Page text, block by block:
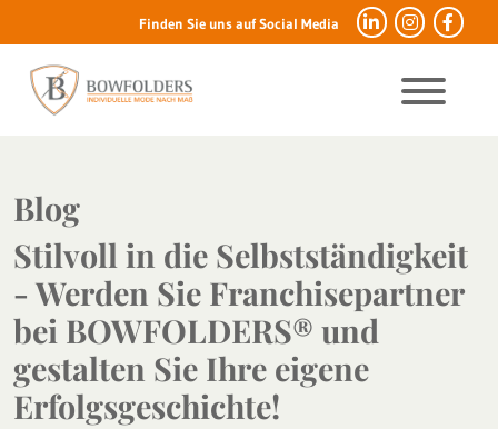
Finden Sie uns auf Social Media
Blog
Stilvoll in die Selbstständigkeit
- Werden Sie Franchisepartner
bei BOWFOLDERS® und
gestalten Sie Ihre eigene
Erfolgsgeschichte!